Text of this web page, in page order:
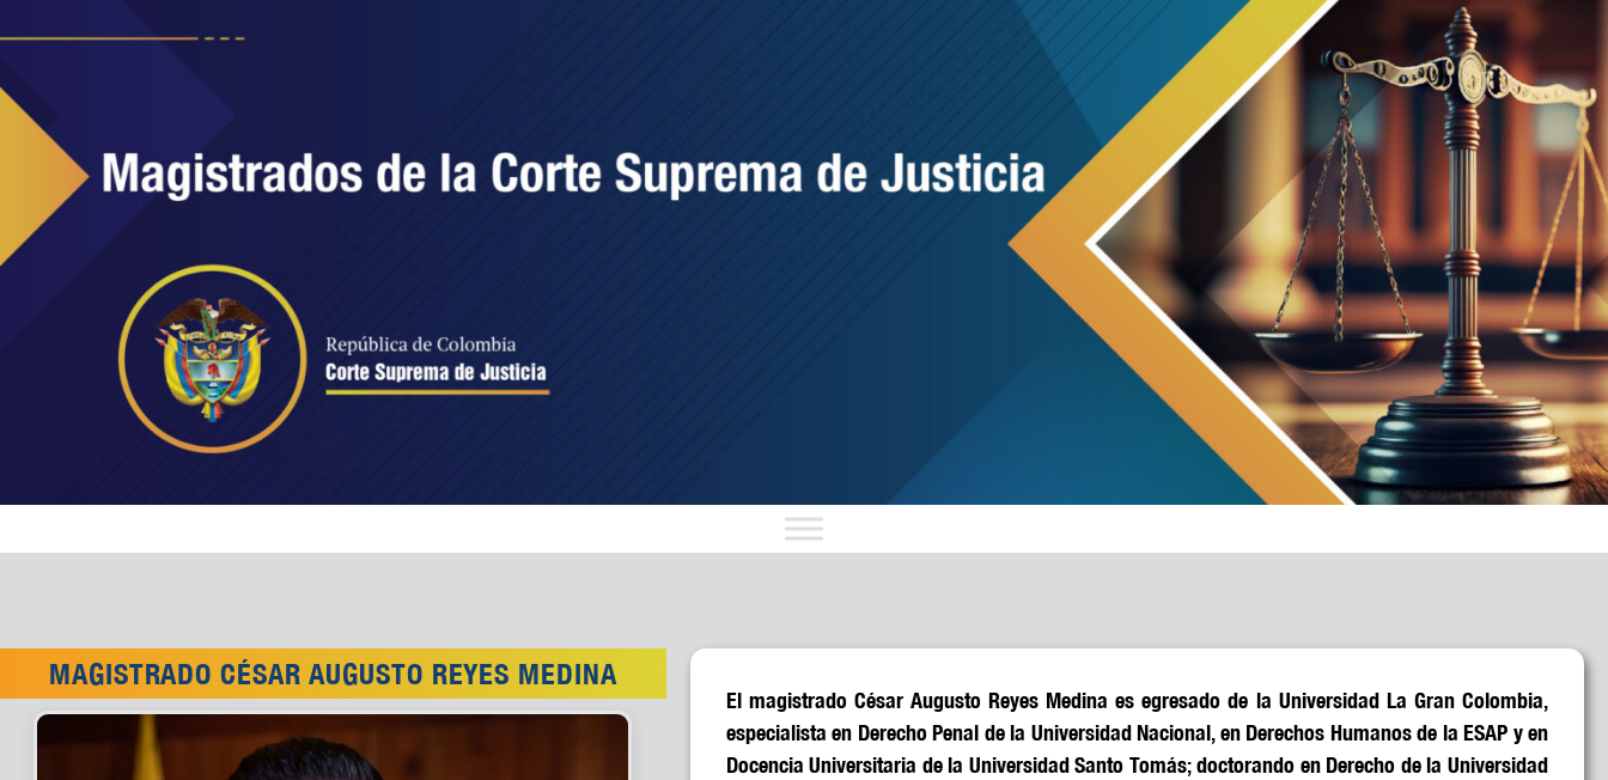
MAGISTRADO CÉSAR AUGUSTO REYES MEDINA
El magistrado César Augusto Reyes Medina es egresado de la Universidad La Gran Colombia,
especialista en Derecho Penal de la Universidad Nacional, en Derechos Humanos de la ESAP y en
Docencia Universitaria de la Universidad Santo Tomás; doctorando en Derecho de la Universidad